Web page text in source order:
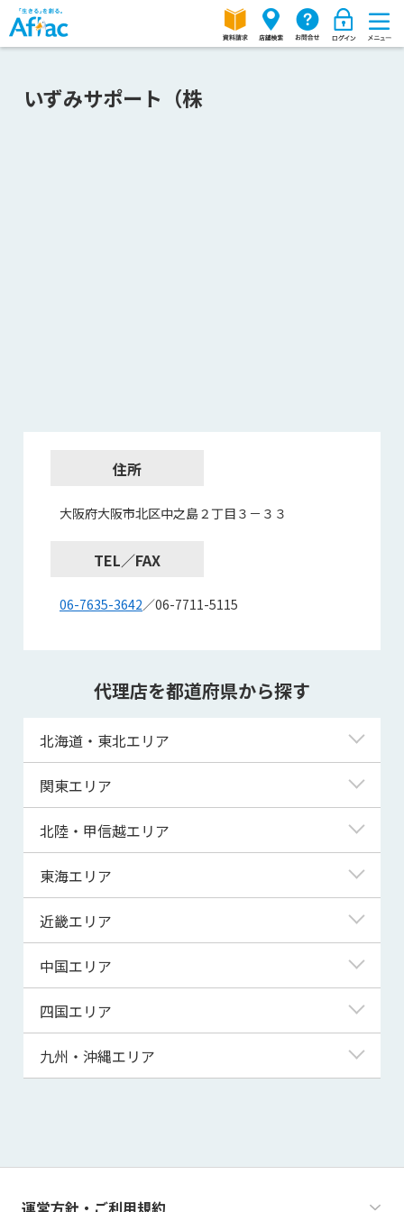
いずみサポート（株
住所
大阪府大阪市北区中之島２丁目３－３３
TEL／FAX
06-7635-3642／06-7711-5115
代理店を都道府県から探す
北海道・東北エリア
北海道
青森県
宮城県
秋田県
山形県
関東エリア
東京都
神奈川県
埼玉県
千葉県
茨城県
群馬県
北陸・甲信越エリア
新潟県
富山県
福井県
山梨県
長野県
東海エリア
岐阜県
静岡県
三重県
近畿エリア
滋賀県
京都府
大阪府
兵庫県
和歌山県
中国エリア
鳥取県
島根県
山口県
四国エリア
徳島県
高知県
九州・沖縄エリア
運営方針・ご利用規約